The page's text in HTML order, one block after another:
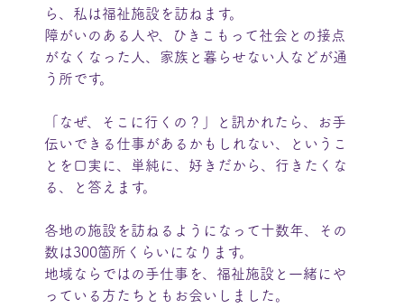
ら、私は福祉施設を訪ねます。
障がいのある人や、ひきこもって社会との接点
がなくなった人、家族と暮らせない人などが通
う所です。
「なぜ、そこに行くの？」と訊かれたら、お手
伝いできる仕事があるかもしれない、というこ
とを口実に、単純に、好きだから、行きたくな
る、と答えます。
各地の施設を訪ねるようになって十数年、その
数は300箇所くらいになります。
地域ならではの手仕事を、福祉施設と一緒にや
っている方たちともお会いしました。